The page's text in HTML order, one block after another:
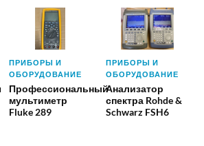
ПРИБОРЫ И
ОБОРУДОВАНИЕ
Профессиональный
мультиметр
Fluke 289
ПРИБОРЫ И
ОБОРУДОВАНИЕ
Анализатор
спектра Rohde &
Schwarz FSH6